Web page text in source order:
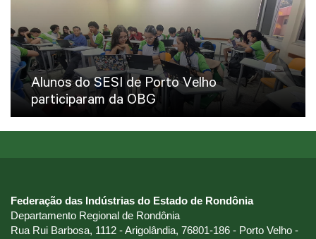
Alunos do SESI de Porto Velho
participaram da OBG
Federação das Indústrias do Estado de Rondônia
Departamento Regional de Rondônia
Rua Rui Barbosa, 1112 - Arigolândia, 76801-186 - Porto Velho -